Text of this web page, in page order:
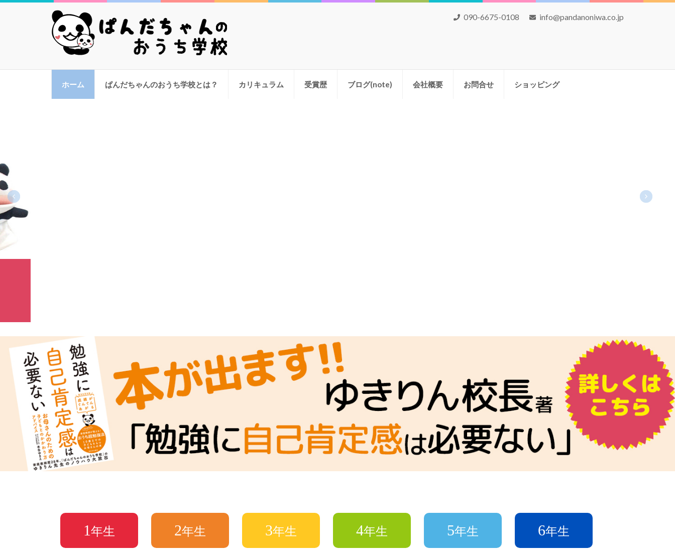
ぱんだちゃんのおうち学校
090-6675-0108 info@pandanoniwa.co.jp
ホーム ぱんだちゃんのおうち学校とは？ カリキュラム 受賞歴 ブログ(note) 会社概要 お問合せ ショッピング
1年生 2年生 3年生 4年生 5年生 6年生